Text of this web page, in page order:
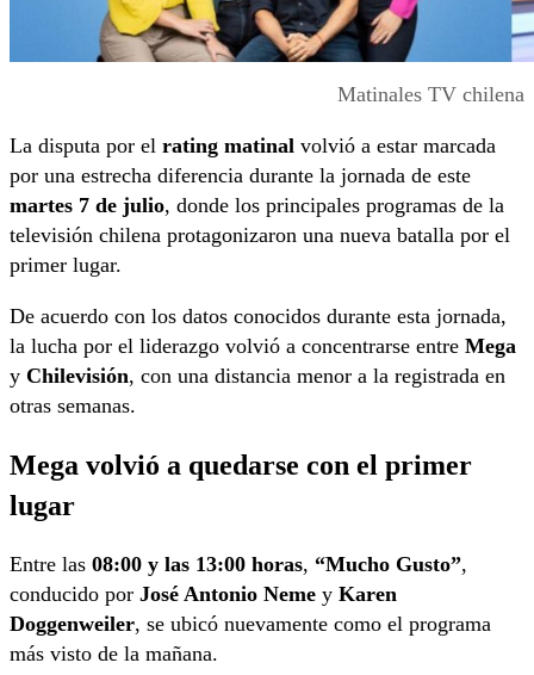
Matinales TV chilena
La disputa por el rating matinal volvió a estar marcada
por una estrecha diferencia durante la jornada de este
martes 7 de julio, donde los principales programas de la
televisión chilena protagonizaron una nueva batalla por el
primer lugar.
De acuerdo con los datos conocidos durante esta jornada,
la lucha por el liderazgo volvió a concentrarse entre Mega
y Chilevisión, con una distancia menor a la registrada en
otras semanas.
Mega volvió a quedarse con el primer
lugar
Entre las 08:00 y las 13:00 horas, “Mucho Gusto”,
conducido por José Antonio Neme y Karen
Doggenweiler, se ubicó nuevamente como el programa
más visto de la mañana.